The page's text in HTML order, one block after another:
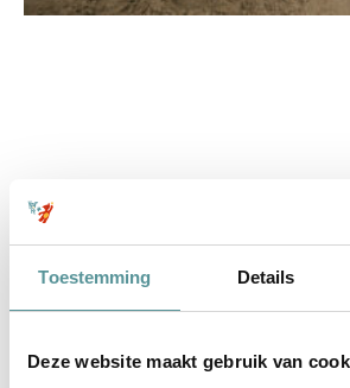
Toestemming Details
Deze website maakt gebruik van
Onze stilgeboren dochter
Knuf&Ko heeft ons begeleid bij het